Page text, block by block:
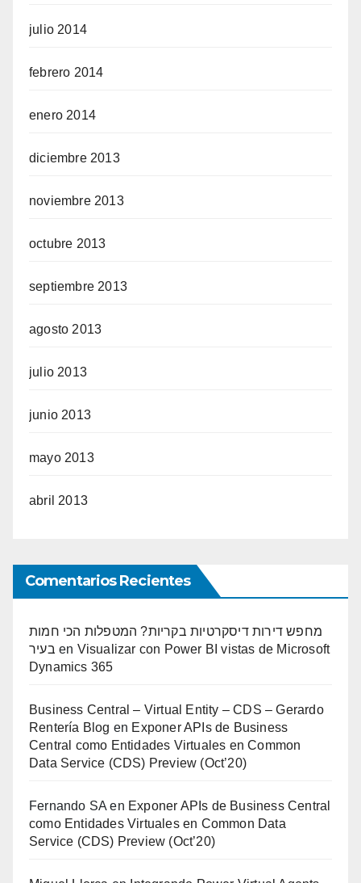
julio 2014
febrero 2014
enero 2014
diciembre 2013
noviembre 2013
octubre 2013
septiembre 2013
agosto 2013
julio 2013
junio 2013
mayo 2013
abril 2013
Comentarios Recientes
מחפש דירות דיסקרטיות בקריות? המטפלות הכי חמות
בעיר en Visualizar con Power BI vistas de Microsoft
Dynamics 365
Business Central – Virtual Entity – CDS – Gerardo
Rentería Blog en Exponer APIs de Business
Central como Entidades Virtuales en Common
Data Service (CDS) Preview (Oct’20)
Fernando SA en Exponer APIs de Business Central
como Entidades Virtuales en Common Data
Service (CDS) Preview (Oct’20)